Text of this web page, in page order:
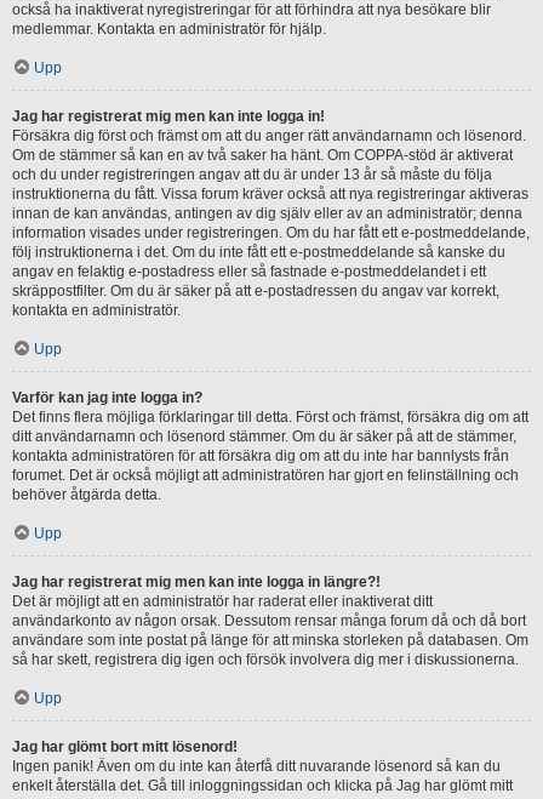
också ha inaktiverat nyregistreringar för att förhindra att nya besökare blir
medlemmar. Kontakta en administratör för hjälp.
Upp
Jag har registrerat mig men kan inte logga in!
Försäkra dig först och främst om att du anger rätt användarnamn och lösenord.
Om de stämmer så kan en av två saker ha hänt. Om COPPA-stöd är aktiverat
och du under registreringen angav att du är under 13 år så måste du följa
instruktionerna du fått. Vissa forum kräver också att nya registreringar aktiveras
innan de kan användas, antingen av dig själv eller av an administratör; denna
information visades under registreringen. Om du har fått ett e-postmeddelande,
följ instruktionerna i det. Om du inte fått ett e-postmeddelande så kanske du
angav en felaktig e-postadress eller så fastnade e-postmeddelandet i ett
skräppostfilter. Om du är säker på att e-postadressen du angav var korrekt,
kontakta en administratör.
Upp
Varför kan jag inte logga in?
Det finns flera möjliga förklaringar till detta. Först och främst, försäkra dig om att
ditt användarnamn och lösenord stämmer. Om du är säker på att de stämmer,
kontakta administratören för att försäkra dig om att du inte har bannlysts från
forumet. Det är också möjligt att administratören har gjort en felinställning och
behöver åtgärda detta.
Upp
Jag har registrerat mig men kan inte logga in längre?!
Det är möjligt att en administratör har raderat eller inaktiverat ditt
användarkonto av någon orsak. Dessutom rensar många forum då och då bort
användare som inte postat på länge för att minska storleken på databasen. Om
så har skett, registrera dig igen och försök involvera dig mer i diskussionerna.
Upp
Jag har glömt bort mitt lösenord!
Ingen panik! Även om du inte kan återfå ditt nuvarande lösenord så kan du
enkelt återställa det. Gå till inloggningssidan och klicka på Jag har glömt mitt